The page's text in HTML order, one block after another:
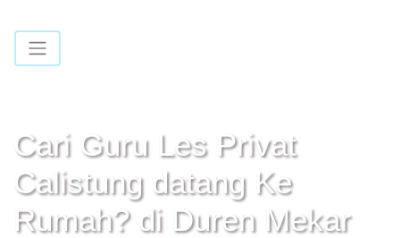
Cari Guru Les Privat
Calistung datang Ke
Rumah? di Duren Mekar